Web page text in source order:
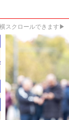
スクロールできます▶